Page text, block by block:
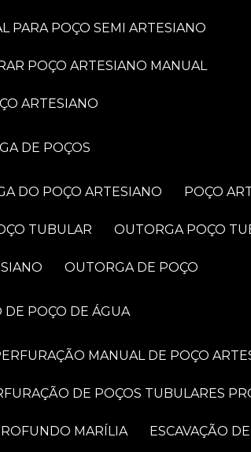
PARA POÇO SEMI ARTESIANO
POÇO ARTESIANO MANUAL
ARTESIANO
DE POÇOS
DO POÇO ARTESIANO POÇO
TUBULAR OUTORGA POÇO
OUTORGA DE POÇO
DE POÇO DE ÁGUA
PERFURAÇÃO MANUAL DE POÇO
DE POÇOS TUBULARES
MARÍLIA ESCAVAÇÃO